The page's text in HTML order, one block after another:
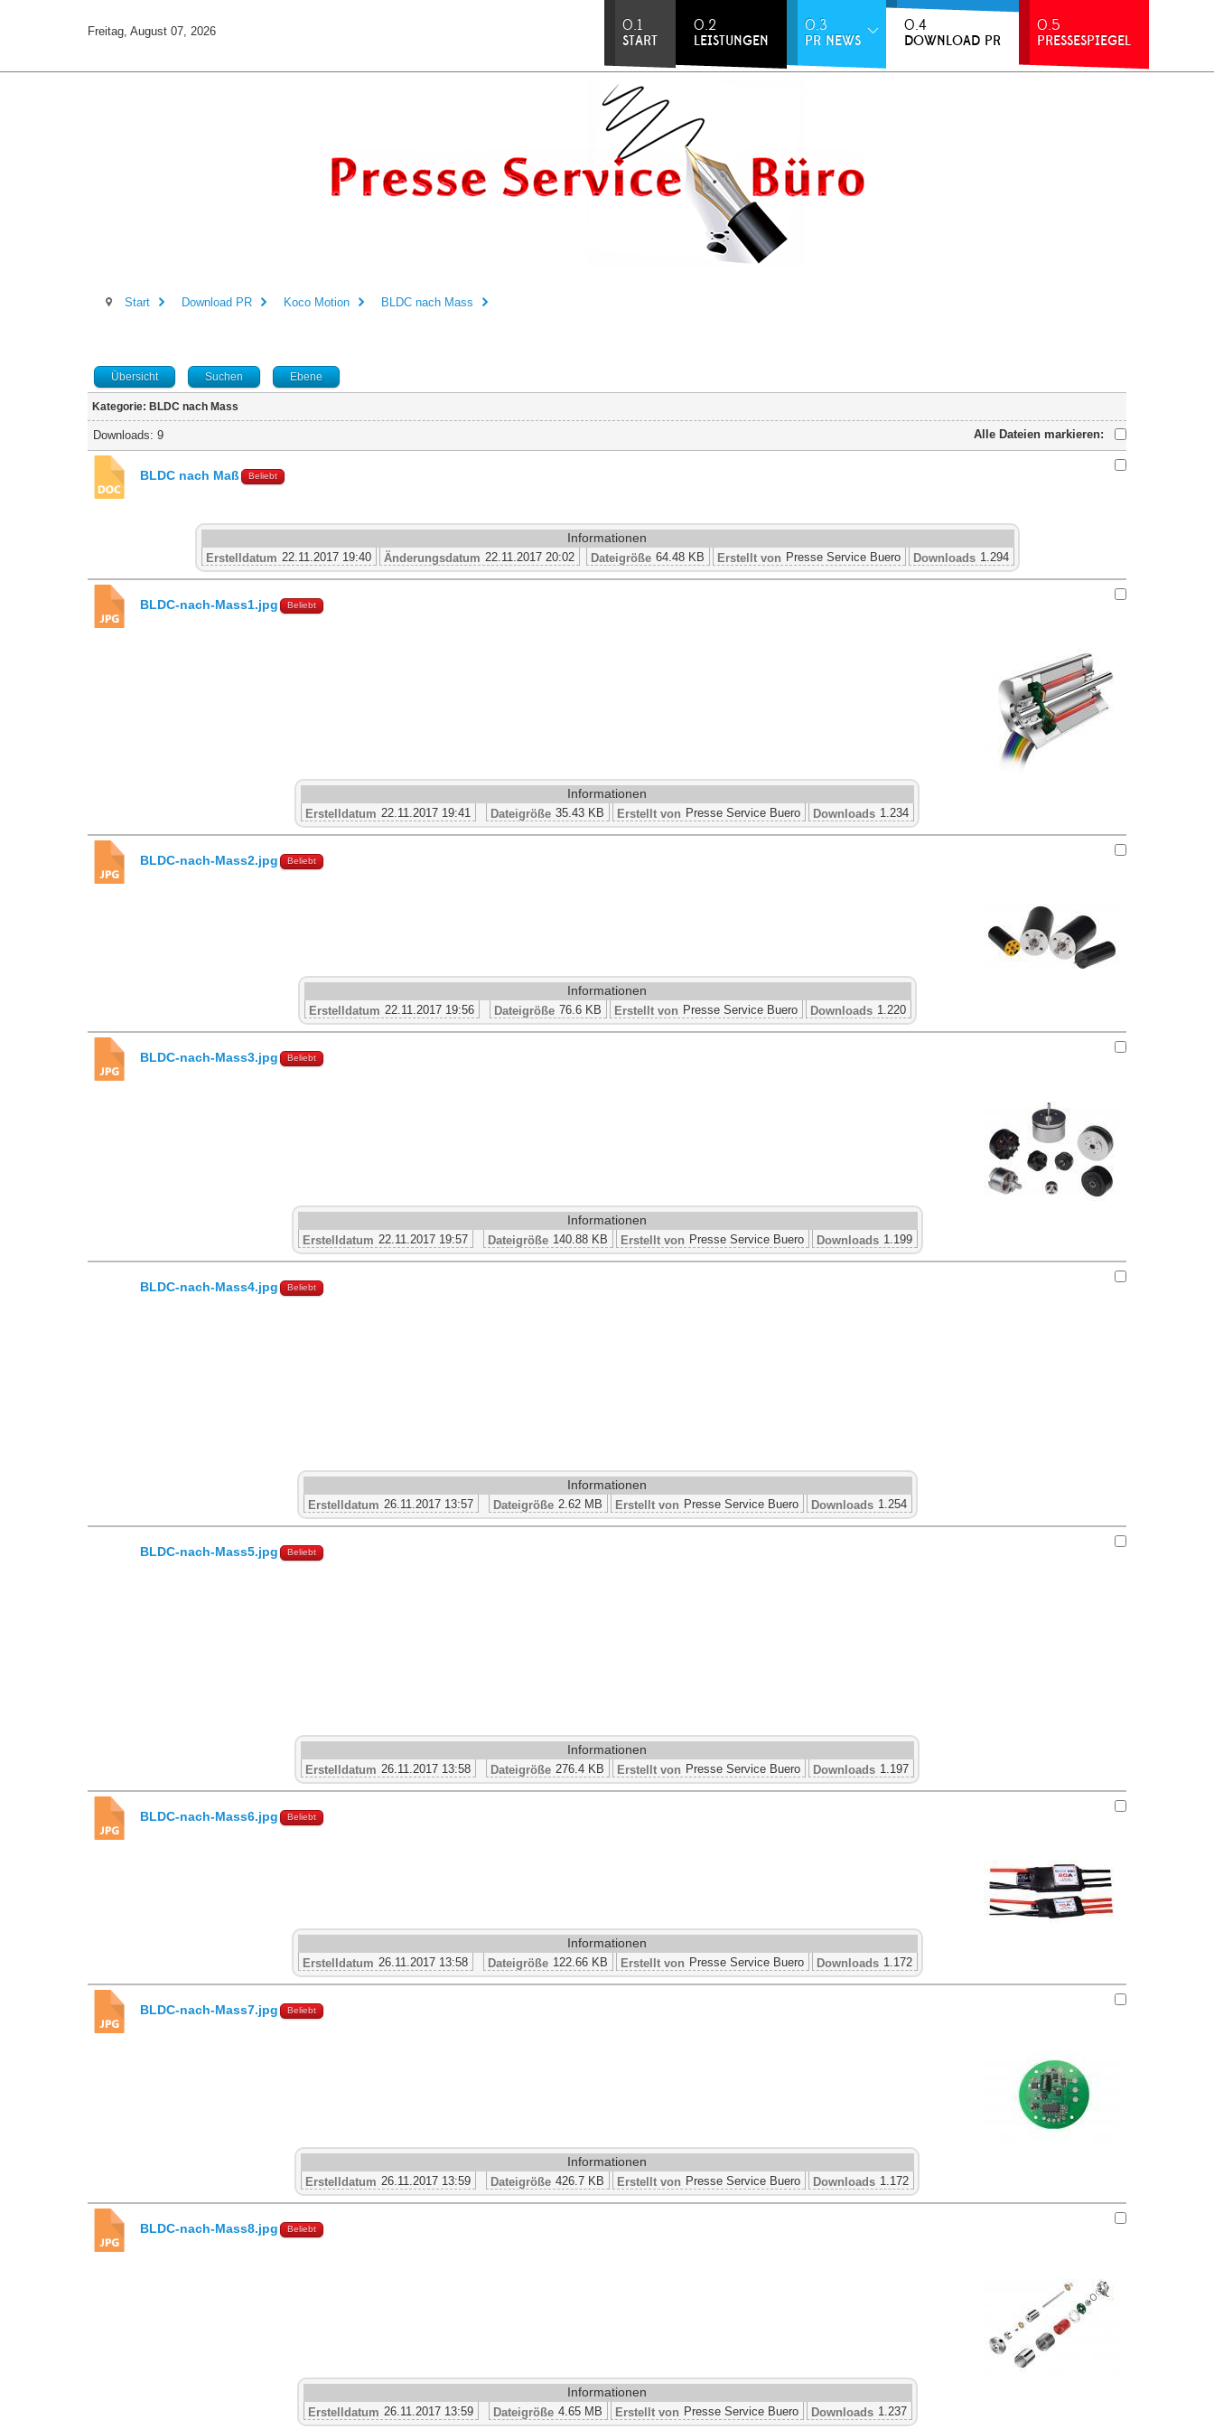
Freitag, August 07, 2026 0.1
START
0.2
LEISTUNGEN
0.3
PR NEWS
0.4
DOWNLOAD PR
0.5
PRESSESPIEGEL
Start Download PR Koco Motion BLDC nach Mass
Übersicht Suchen Ebene
Kategorie: BLDC nach Mass
Alle Dateien markieren:
Downloads: 9
BLDC nach Maß Beliebt
Informationen
Erstelldatum 22.11.2017 19:40 Änderungsdatum 22.11.2017 20:02 Dateigröße 64.48 KB Erstellt von Presse Service Buero Downloads 1.294
BLDC-nach-Mass1.jpg Beliebt
Informationen
Erstelldatum 22.11.2017 19:41 Dateigröße 35.43 KB Erstellt von Presse Service Buero Downloads 1.234
BLDC-nach-Mass2.jpg Beliebt
Informationen
Erstelldatum 22.11.2017 19:56 Dateigröße 76.6 KB Erstellt von Presse Service Buero Downloads 1.220
BLDC-nach-Mass3.jpg Beliebt
Informationen
Erstelldatum 22.11.2017 19:57 Dateigröße 140.88 KB Erstellt von Presse Service Buero Downloads 1.199
BLDC-nach-Mass4.jpg Beliebt
Informationen
Erstelldatum 26.11.2017 13:57 Dateigröße 2.62 MB Erstellt von Presse Service Buero Downloads 1.254
BLDC-nach-Mass5.jpg Beliebt
Informationen
Erstelldatum 26.11.2017 13:58 Dateigröße 276.4 KB Erstellt von Presse Service Buero Downloads 1.197
BLDC-nach-Mass6.jpg Beliebt
Informationen
Erstelldatum 26.11.2017 13:58 Dateigröße 122.66 KB Erstellt von Presse Service Buero Downloads 1.172
BLDC-nach-Mass7.jpg Beliebt
Informationen
Erstelldatum 26.11.2017 13:59 Dateigröße 426.7 KB Erstellt von Presse Service Buero Downloads 1.172
BLDC-nach-Mass8.jpg Beliebt
Informationen
Erstelldatum 26.11.2017 13:59 Dateigröße 4.65 MB Erstellt von Presse Service Buero Downloads 1.237